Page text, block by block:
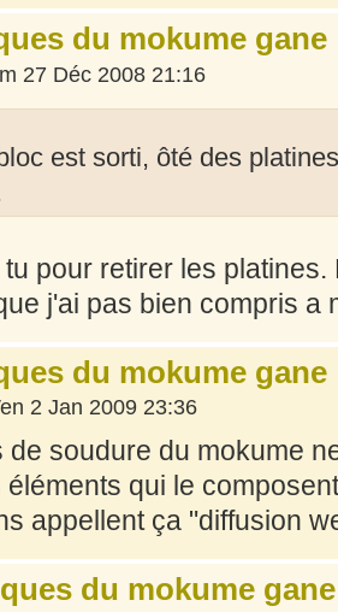
du mokume gane
27 Déc 2008 21:16
est sorti, ôté des
pour retirer les
j'ai pas bien compris a
du mokume gane
2 Jan 2009 23:36
de soudure du mokume
qui le
appellent ça "diffusion
du mokume gane